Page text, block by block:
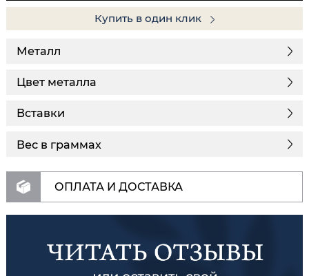
Купить в один клик
Металл
Цвет металла
Вставки
Вес в граммах
ОПЛАТА И ДОСТАВКА